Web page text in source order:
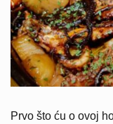
Prvo što ću o ovoj